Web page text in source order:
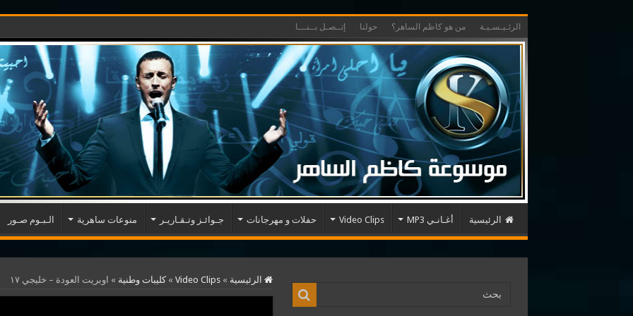
الرئـيـسـيـة من هو كاظم الساهر؟ حولنا إتــصـل بــنـــا
الرئيسية أغـانـي MP3 Video Clips حفلات و مهرجانات جـوائـز وتـقـاريـر منوعات ساهرية الـبـوم صـور
الرئيسية »
Video Clips
» كليبات وطنية » اوبريت العودة – خليجي ١٧